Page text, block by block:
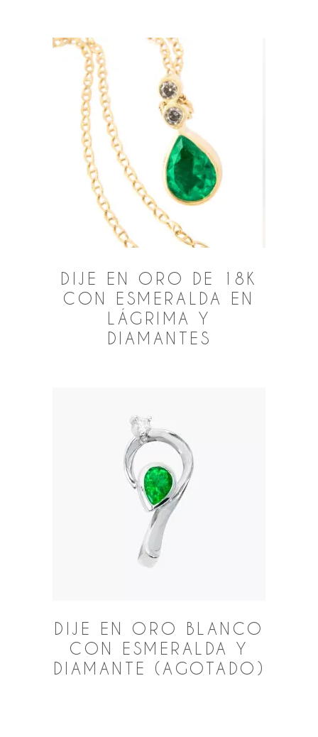
DIJE EN ORO DE 18K
CON ESMERALDA EN
LÁGRIMA Y
DIAMANTES
DIJE EN ORO BLANCO
CON ESMERALDA Y
DIAMANTE (AGOTADO)